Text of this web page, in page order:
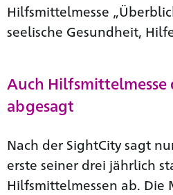
Hilfsmittelmesse
seelische Gesundheit,
Auch Hilfsmittelmesse
abgesagt
Nach der SightCity sagt
erste seiner drei jährlich
Hilfsmittelmessen ab. Die